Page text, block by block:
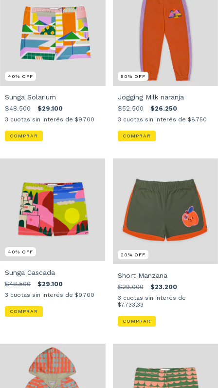
40% OFF
Sunga Solarium
$48.500 $29.100
3 cuotas sin interés de $9.700
COMPRAR
50% OFF
Jogging Milk naranja
$52.500 $26.250
3 cuotas sin interés de $8.750
COMPRAR
40% OFF
Sunga Cascada
$48.500 $29.100
3 cuotas sin interés de $9.700
COMPRAR
20% OFF
Short Manzana
$29.000 $23.200
(4)
3 cuotas sin interés de
$7.733,33